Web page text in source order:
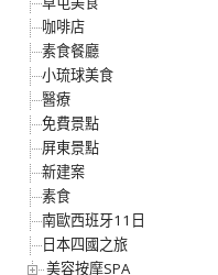
咖啡店
素食餐廳
小琉球美食
醫療
免費景點
屏東景點
新建案
素食
南歐西班牙11日
日本四國之旅
美容按摩SPA